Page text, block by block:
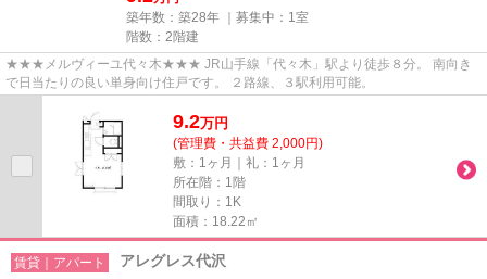
築年数：築28年 ｜募集中： 1室
階数：2階建
★★★メルヴィーユ代々木★★★ JR山手線「代々木」駅より徒歩８分。 南向き
で日当たりの良い単身向け住戸です。 ２路線、３駅利用可能。
9.2万円
(管理費・共益費 2,000円)
敷：1ヶ月｜礼：1ヶ月
所在階：1階
間取り：1K
面積：18.22㎡
賃貸｜アパート アレグレス代沢